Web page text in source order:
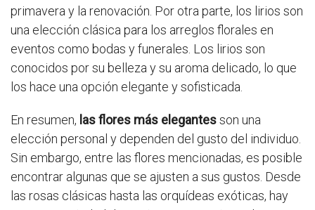
primavera y la renovación. Por otra parte, los lirios son
una elección clásica para los arreglos florales en
eventos como bodas y funerales. Los lirios son
conocidos por su belleza y su aroma delicado, lo que
los hace una opción elegante y sofisticada.
En resumen, las flores más elegantesson una
elección personal y dependen del gusto del individuo.
Sin embargo, entre las flores mencionadas, es posible
encontrar algunas que se ajusten a sus gustos. Desde
las rosas clásicas hasta las orquídeas exóticas, hay